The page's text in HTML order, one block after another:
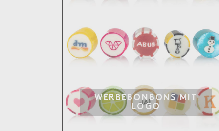
WERBEBONBONS MIT
LOGO